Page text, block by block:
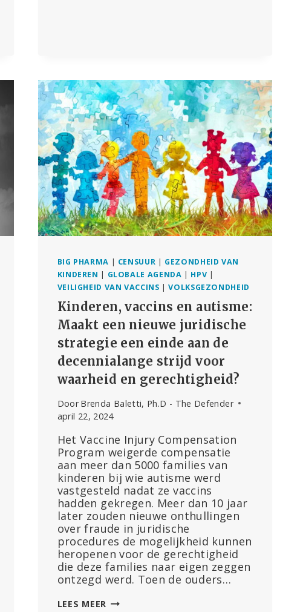
LOOK
AT
AN
OLD
PRINCIPLE
BIG PHARMA | CENSUUR | GEZONDHEID VAN
KINDEREN | GLOBALE AGENDA | HPV |
VEILIGHEID VAN VACCINS |VOLKSGEZONDHEID
Kinderen, vaccins en autisme:
Maakt een nieuwe juridische
strategie een einde aan de
decennialange strijd voor
waarheid en gerechtigheid?
Door Brenda Baletti, Ph.D - The Defender
april 22, 2024
Het Vaccine Injury Compensation
Program weigerde compensatie
aan meer dan 5000 families van
kinderen bij wie autisme werd
vastgesteld nadat ze vaccins
hadden gekregen. Meer dan 10 jaar
later zouden nieuwe onthullingen
over fraude in juridische
procedures de mogelijkheid kunnen
heropenen voor de gerechtigheid
die deze families naar eigen zeggen
ontzegd werd. Toen de ouders…
LEES MEER KINDEREN,